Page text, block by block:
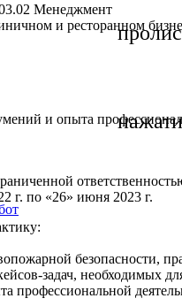
Менеджмент
и ресторанном
и опыта
г. по «26» июня 2023 г.
безопасности,
задач, необходимых
профессиональной